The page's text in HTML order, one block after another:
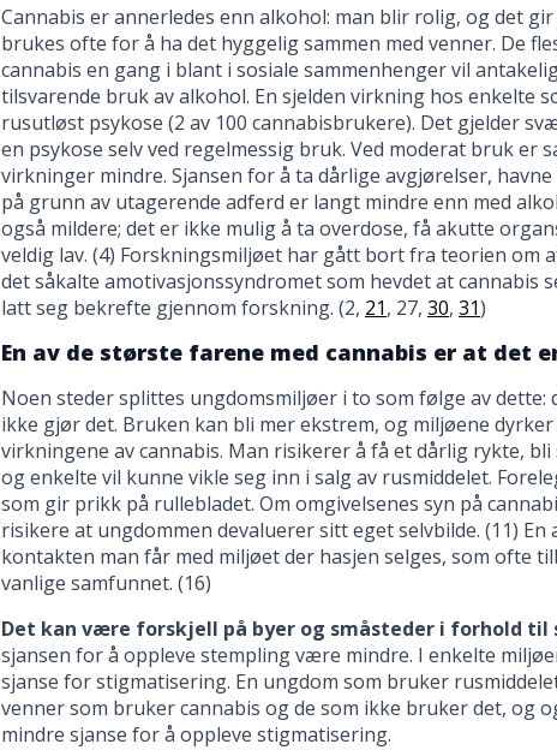
Cannabis er annerledes enn alkohol: man blir rolig, og det
brukes ofte for å ha det hyggelig sammen med venner. De
cannabis en gang i blant i sosiale sammenhenger vil
tilsvarende bruk av alkohol. En sjelden virkning hos enkelte
rusutløst psykose (2 av 100 cannabisbrukere). Det gjelder
en psykose selv ved regelmessig bruk. Ved moderat bruk er
virkninger mindre. Sjansen for å ta dårlige avgjørelser,
på grunn av utagerende adferd er langt mindre enn med
også mildere; det er ikke mulig å ta overdose, få akutte
veldig lav. (4) Forskningsmiljøet har gått bort fra teorien om
det såkalte amotivasjonssyndromet som hevdet at cannabis
latt seg bekrefte gjennom forskning. (2, 21, 27, 30, 31)
En av de største farene med cannabis er at det
Noen steder splittes ungdomsmiljøer i to som følge av dette:
ikke gjør det. Bruken kan bli mer ekstrem, og miljøene
virkningene av cannabis. Man risikerer å få et dårlig rykte,
og enkelte vil kunne vikle seg inn i salg av rusmiddelet.
som gir prikk på rullebladet. Om omgivelsenes syn på
risikere at ungdommen devaluerer sitt eget selvbilde. (11)
kontakten man får med miljøet der hasjen selges, som ofte
vanlige samfunnet. (16)
Det kan være forskjell på byer og småsteder i forhold
sjansen for å oppleve stempling være mindre. I enkelte
sjanse for stigmatisering. En ungdom som bruker
venner som bruker cannabis og de som ikke bruker det, og
mindre sjanse for å oppleve stigmatisering.